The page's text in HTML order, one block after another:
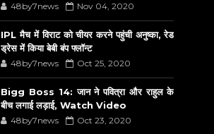
48by7news Nov 04, 2020
IPL मैच में विराट को चीयर करने पहुंची अनुष्का, रेड
ड्रेस में किया बेबी बंप फ्लॉन्ट
48by7news Oct 25, 2020
Bigg Boss 14: जान ने पवित्रा और राहुल के
बीच लगाई लड़ाई, Watch Video
48by7news Oct 23, 2020